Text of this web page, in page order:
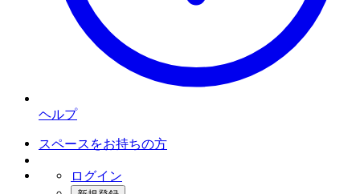
ヘルプ
スペースをお持ちの方
ログイン